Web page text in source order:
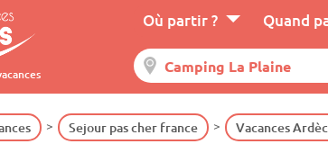
Où partir ? Quand
Sejour pas cher france Vacances